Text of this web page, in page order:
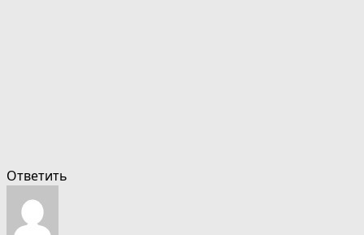
Ответить